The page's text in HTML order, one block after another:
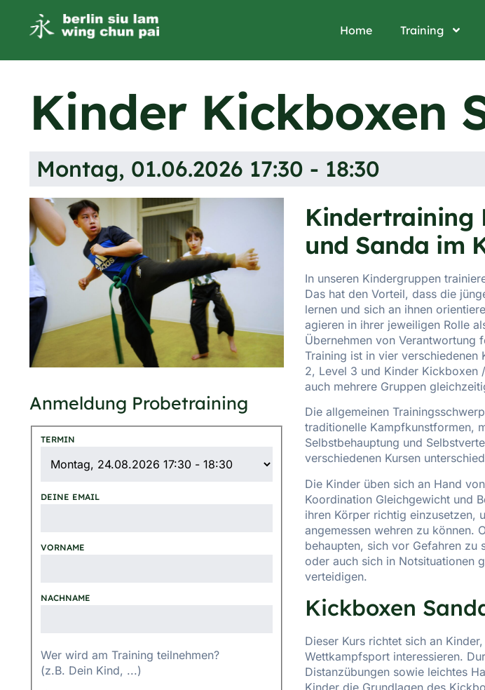
Home Training
Kinder Kickboxen
Montag, 01.06.2026 17:30 - 18:30
Anmeldung Probetraining
TERMIN
DEINE EMAIL
VORNAME
NACHNAME
Wer wird am Training teilnehmen?
(z.B. Dein Kind, ...)
Kindertraining
und Sanda im
In unseren Kindergruppen
Das hat den Vorteil, dass die
lernen und sich an ihnen
agieren in ihrer jeweiligen Rolle
Übernehmen von Verantwortung
Training ist in vier verschiedenen
2, Level 3 und Kinder Kickboxen
auch mehrere Gruppen
Die allgemeinen
traditionelle Kampfkunstformen,
Selbstbehauptung und
verschiedenen Kursen
Die Kinder üben sich an Hand
Koordination Gleichgewicht und
ihren Körper richtig einzusetzen,
angemessen wehren zu können.
behaupten, sich vor Gefahren zu
oder auch sich in Notsituationen
verteidigen.
Kickboxen
Dieser Kurs richtet sich an
Wettkampfsport interessieren.
Distanzübungen sowie leichtes